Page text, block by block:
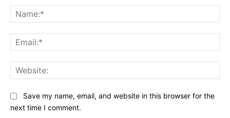
Save my name, email, and website in this browser for the
next time I comment.